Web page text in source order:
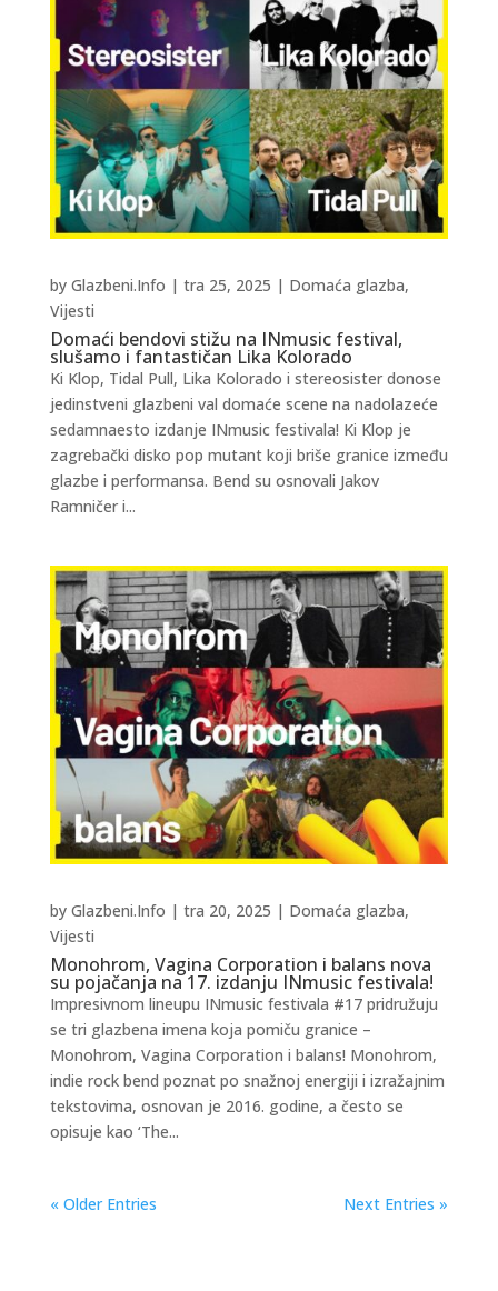
Domaći bendovi stižu na INmusic festival,
slušamo i fantastičan Lika Kolorado
by Glazbeni.Info | tra 25, 2025 | Domaća glazba,
Vijesti
Ki Klop, Tidal Pull, Lika Kolorado i stereosister donose
jedinstveni glazbeni val domaće scene na nadolazeće
sedamnaesto izdanje INmusic festivala! Ki Klop je
zagrebački disko pop mutant koji briše granice između
glazbe i performansa. Bend su osnovali Jakov
Ramničer i...
Monohrom, Vagina Corporation i balans nova
su pojačanja na 17. izdanju INmusic festivala!
by Glazbeni.Info | tra 20, 2025 | Domaća glazba,
Vijesti
Impresivnom lineupu INmusic festivala #17 pridružuju
se tri glazbena imena koja pomiču granice –
Monohrom, Vagina Corporation i balans! Monohrom,
indie rock bend poznat po snažnoj energiji i izražajnim
tekstovima, osnovan je 2016. godine, a često se
opisuje kao ‘The...
« Older Entries Next Entries »